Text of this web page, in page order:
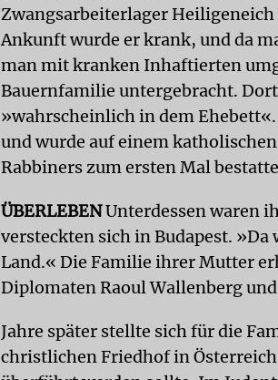
Zwangsarbeiterlager
Ankunft wurde er krank, und da
man mit kranken Inhaftierten
Bauernfamilie untergebracht.
»wahrscheinlich in dem Ehebett«.
und wurde auf einem
Rabbiners zum ersten Mal
ÜBERLEBENUnterdessen waren
versteckten sich in Budapest. »Da
Land.« Die Familie ihrer Mutter
Diplomaten Raoul Wallenberg
Jahre später stellte sich für die
christlichen Friedhof in